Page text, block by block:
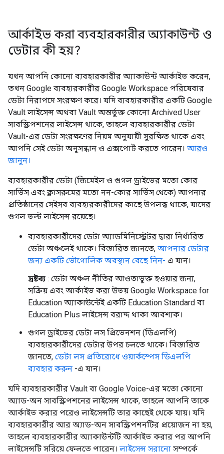
আর্কাইভ করা ব্যবহারকারীর অ্যাকাউন্ট ও
ডেটার কী হয়?
যখন আপনি কোনো ব্যবহারকারীর অ্যাকাউন্ট আর্কাইভ করেন,
তখন Google ব্যবহারকারীর Google Workspace পরিষেবার
ডেটা নিরাপদে সংরক্ষণ করে। যদি ব্যবহারকারীর একটি Google
Vault লাইসেন্স অথবা Vault অন্তর্ভুক্ত কোনো Archived User
সাবস্ক্রিপশনের লাইসেন্স থাকে, তাহলে ব্যবহারকারীর ডেটা
Vault-এর ডেটা সংরক্ষণের নিয়ম অনুযায়ী সুরক্ষিত থাকে এবং
আপনি সেই ডেটা অনুসন্ধান ও এক্সপোর্ট করতে পারেন। আরও
জানুন।
ব্যবহারকারীর ডেটা (জিমেইল ও গুগল ড্রাইভের মতো কোর
সার্ভিস এবং ক্লাসরুমের মতো নন-কোর সার্ভিস থেকে) আপনার
প্রতিষ্ঠানের সেইসব ব্যবহারকারীদের কাছে উপলব্ধ থাকে, যাদের
গুগল ভল্ট লাইসেন্স রয়েছে।
ব্যবহারকারীদের ডেটা অ্যাডমিনিস্ট্রেটর দ্বারা নির্ধারিত
ডেটা অঞ্চলেই থাকে। বিস্তারিত জানতে, আপনার ডেটার
জন্য একটি ভৌগোলিক অবস্থান বেছে নিন- এ যান।
দ্রষ্টব্য : ডেটা অঞ্চল নীতির আওতাভুক্ত হওয়ার জন্য,
সক্রিয় এবং আর্কাইভ করা উভয় Google Workspace for
Education অ্যাকাউন্টেই একটি Education Standard বা
Education Plus লাইসেন্স বরাদ্দ থাকা আবশ্যক।
গুগল ড্রাইভের ডেটা লস প্রিভেনশন (ডিএলপি)
ব্যবহারকারীদের ডেটার উপর চলতে থাকে। বিস্তারিত
জানতে, ডেটা লস প্রতিরোধে ওয়ার্কস্পেস ডিএলপি
ব্যবহার করুন -এ যান।
যদি ব্যবহারকারীর Vault বা Google Voice-এর মতো কোনো
অ্যাড-অন সাবস্ক্রিপশনের লাইসেন্স থাকে, তাহলে আপনি তাকে
আর্কাইভ করার পরেও লাইসেন্সটি তার কাছেই থেকে যায়। যদি
ব্যবহারকারীর আর অ্যাড-অন সাবস্ক্রিপশনটির প্রয়োজন না হয়,
তাহলে ব্যবহারকারীর অ্যাকাউন্টটি আর্কাইভ করার পর আপনি
লাইসেন্সটি সরিয়ে ফেলতে পারেন। লাইসেন্স সরানো সম্পর্কে